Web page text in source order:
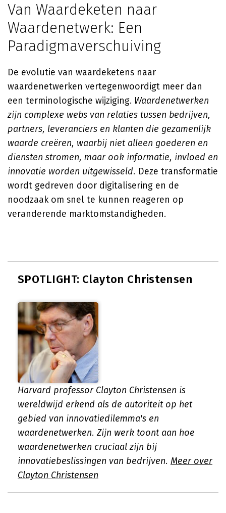
Van Waardeketen naar
Waardenetwerk: Een
Paradigmaverschuiving
De evolutie van waardeketens naar
waardenetwerken vertegenwoordigt meer dan
een terminologische wijziging. Waardenetwerken
zijn complexe webs van relaties tussen bedrijven,
partners, leveranciers en klanten die gezamenlijk
waarde creëren, waarbij niet alleen goederen en
diensten stromen, maar ook informatie, invloed en
innovatie worden uitgewisseld. Deze transformatie
wordt gedreven door digitalisering en de
noodzaak om snel te kunnen reageren op
veranderende marktomstandigheden.
SPOTLIGHT: Clayton Christensen
Harvard professor Clayton Christensen is
wereldwijd erkend als de autoriteit op het
gebied van innovatiedilemma's en
waardenetwerken. Zijn werk toont aan hoe
waardenetwerken cruciaal zijn bij
innovatiebeslissingen van bedrijven. Meer over
Clayton Christensen